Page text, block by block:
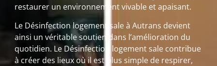
restaurer un environnement vivable et apaisant.
Le Désinfection logement sale à Autrans devient
ainsi un véritable soutien dans l’amélioration du
quotidien. Le Désinfection logement sale contribue
à créer des lieux où il est plus simple de respirer,